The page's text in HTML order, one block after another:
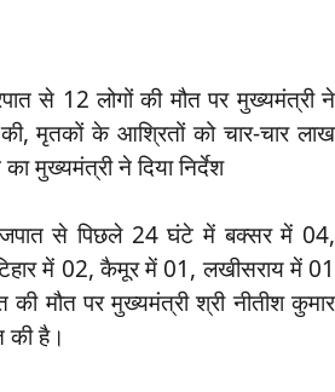
से 12 लोगों की मौत पर मुख्यमंत्री ने
मृतकों के आश्रितों को चार-चार लाख
मुख्यमंत्री ने दिया निर्देश
से पिछले 24 घंटे में बक्सर में 04,
में 02, कैमूर में 01, लखीसराय में 01
की मौत पर मुख्यमंत्री श्री नीतीश कुमार
की है।